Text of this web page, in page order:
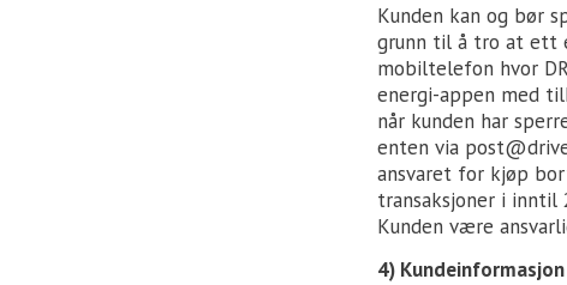
Kunden kan og bør
grunn til å tro at ett
mobiltelefon hvor
energi-appen med
når kunden har
enten via
ansvaret for kjøp
transaksjoner i inntil
Kunden være
4)